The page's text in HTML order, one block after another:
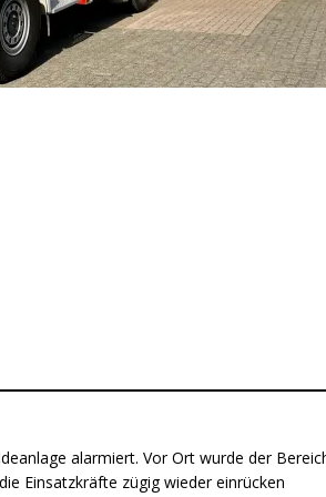
alarmiert. Vor Ort wurde der
Einsatzkräfte zügig wieder einrücken